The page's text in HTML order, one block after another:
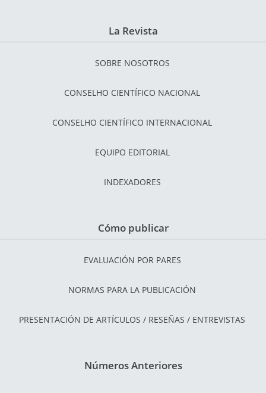
La Revista
SOBRE NOSOTROS
CONSELHO CIENTÍFICO NACIONAL
CONSELHO CIENTÍFICO INTERNACIONAL
EQUIPO EDITORIAL
INDEXADORES
Cómo publicar
EVALUACIÓN POR PARES
NORMAS PARA LA PUBLICACIÓN
PRESENTACIÓN DE ARTÍCULOS / RESEÑAS / ENTREVISTAS
Números Anteriores